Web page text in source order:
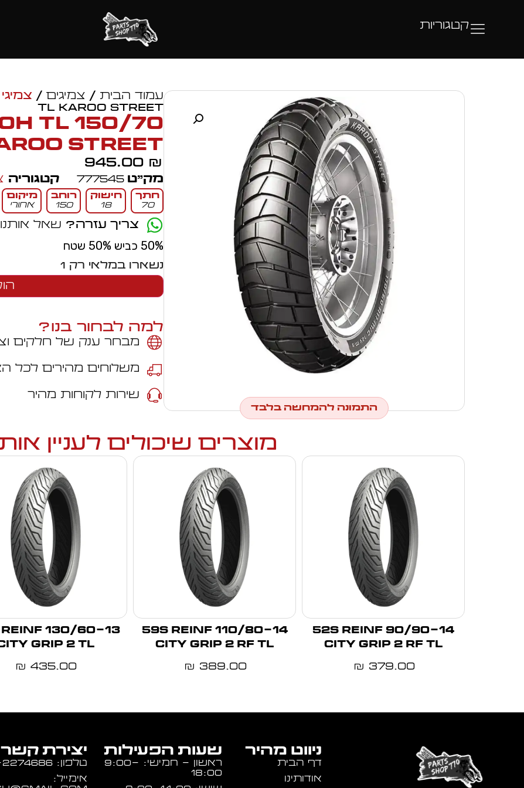
קטגוריות
התמונה להמחשה בלבד
עמוד הבית/ צמיגים/
TL KAROO STREET
70H TL
STREET
945.00 ₪
מק״ט 777545 קטגוריה
חתך
70
חישוק
18
רוחב
150
מיקום
אחורי
צריך עזרה? שאל
50% כביש 50% שטח
נשארו במלאי רק 1
למה לבחור בנו?
מבחר ענק של חלקים
משלוחים מהירים לכל
שירות לקוחות מהיר
מוצרים שיכולים לעניין
90/90-14 52S REINF
CITY GRIP 2 RF TL
379.00
₪
110/80-14 59S REINF
CITY GRIP 2 RF TL
389.00
₪
60S REINF
GRIP 2 TL
435.00
₪
ניווט מהיר
דף הבית
אודותינו
שעות הפעילות
ראשון - חמישי: 9:00-
18:00
יצירת קשר
טלפון: 054-2274686
אימייל: